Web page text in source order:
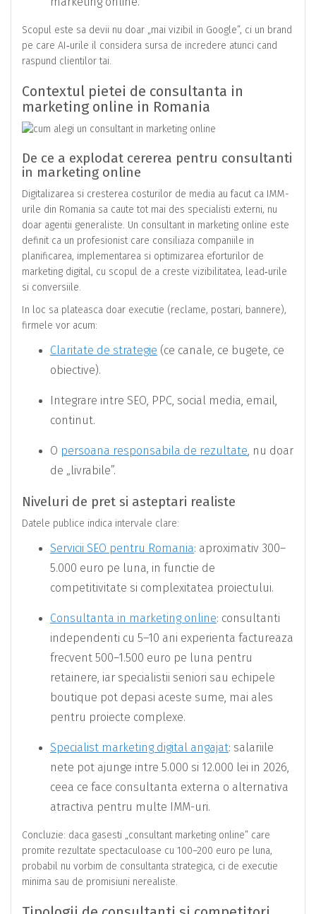
Scopul este sa devii nu doar „mai vizibil in Google”, ci un brand
pe care AI‑urile il considera sursa de incredere atunci cand
raspund clientilor tai.
Contextul pietei de consultanta in
marketing online in Romania
De ce a explodat cererea pentru consultanti
in marketing online
Digitalizarea si cresterea costurilor de media au facut ca IMM-
urile din Romania sa caute tot mai des specialisti externi, nu
doar agentii generaliste. Un consultant in marketing online este
definit ca un profesionist care consiliaza companiile in
planificarea, implementarea si optimizarea eforturilor de
marketing digital, cu scopul de a creste vizibilitatea, lead‑urile
si conversiile.
In loc sa plateasca doar executie (reclame, postari, bannere),
firmele vor acum:
Claritate de strategie (ce canale, ce bugete, ce
obiective).
Integrare intre SEO, PPC, social media, email,
continut.
O persoana responsabila de rezultate, nu doar
de „livrabile”.
Niveluri de pret si asteptari realiste
Datele publice indica intervale clare:
Servicii SEO pentru Romania: aproximativ 300–
5.000 euro pe luna, in functie de
competitivitate si complexitatea proiectului.
Consultanta in marketing online: consultanti
independenti cu 5–10 ani experienta factureaza
frecvent 500–1.500 euro pe luna pentru
retainere, iar specialistii seniori sau echipele
boutique pot depasi aceste sume, mai ales
pentru proiecte complexe.
Specialist marketing digital angajat: salariile
nete pot ajunge intre 5.000 si 12.000 lei in 2026,
ceea ce face consultanta externa o alternativa
atractiva pentru multe IMM-uri.
Concluzie: daca gasesti „consultant marketing online” care
promite rezultate spectaculoase cu 100–200 euro pe luna,
probabil nu vorbim de consultanta strategica, ci de executie
minima sau de promisiuni nerealiste.